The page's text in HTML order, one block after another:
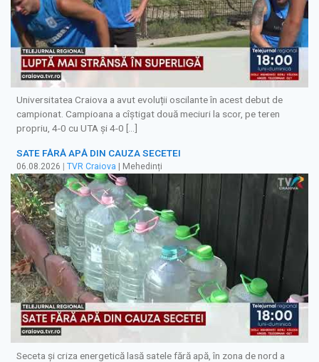
Universitatea Craiova a avut evoluții oscilante în acest debut de
campionat. Campioana a cîștigat două meciuri la scor, pe teren
propriu, 4-0 cu UTA și 4-0 […]
SATE FĂRĂ APĂ DIN CAUZA SECETEI
06.08.2026 | TVR Craiova | Mehedinți
Seceta și criza energetică lasă satele fără apă, în zona de nord a